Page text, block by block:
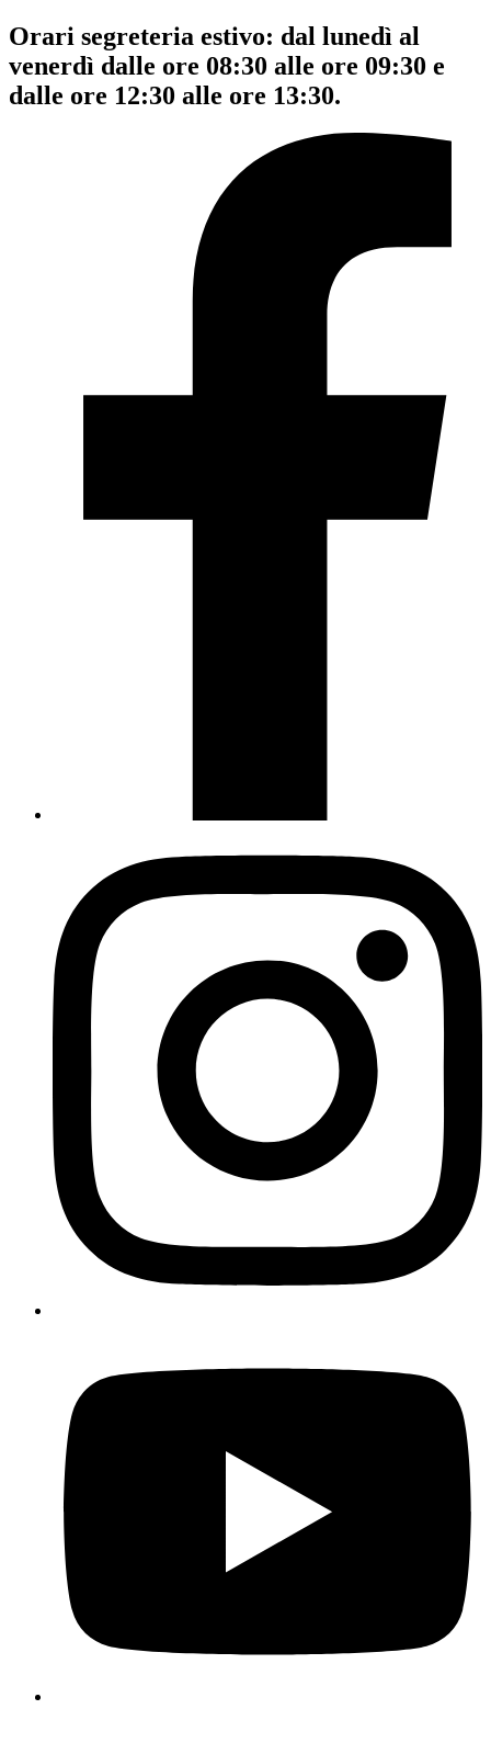
Orari segreteria estivo: dal lunedì al
venerdì dalle ore 08:30 alle ore 09:30 e
dalle ore 12:30 alle ore 13:30.